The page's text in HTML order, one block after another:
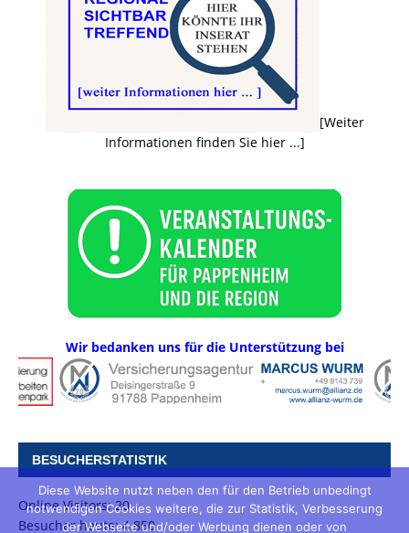
[Weiter
Informationen finden Sie hier ...]
Wir bedanken uns für die Unterstützung bei
BESUCHERSTATISTIK
Online Visitors:20
Besucher heute:4.850
Diese Website nutzt neben den für den Betrieb unbedingt
notwendigen Cookies weitere, die zur Statistik, Verbesserung
der Webseite und/oder Werbung dienen oder von